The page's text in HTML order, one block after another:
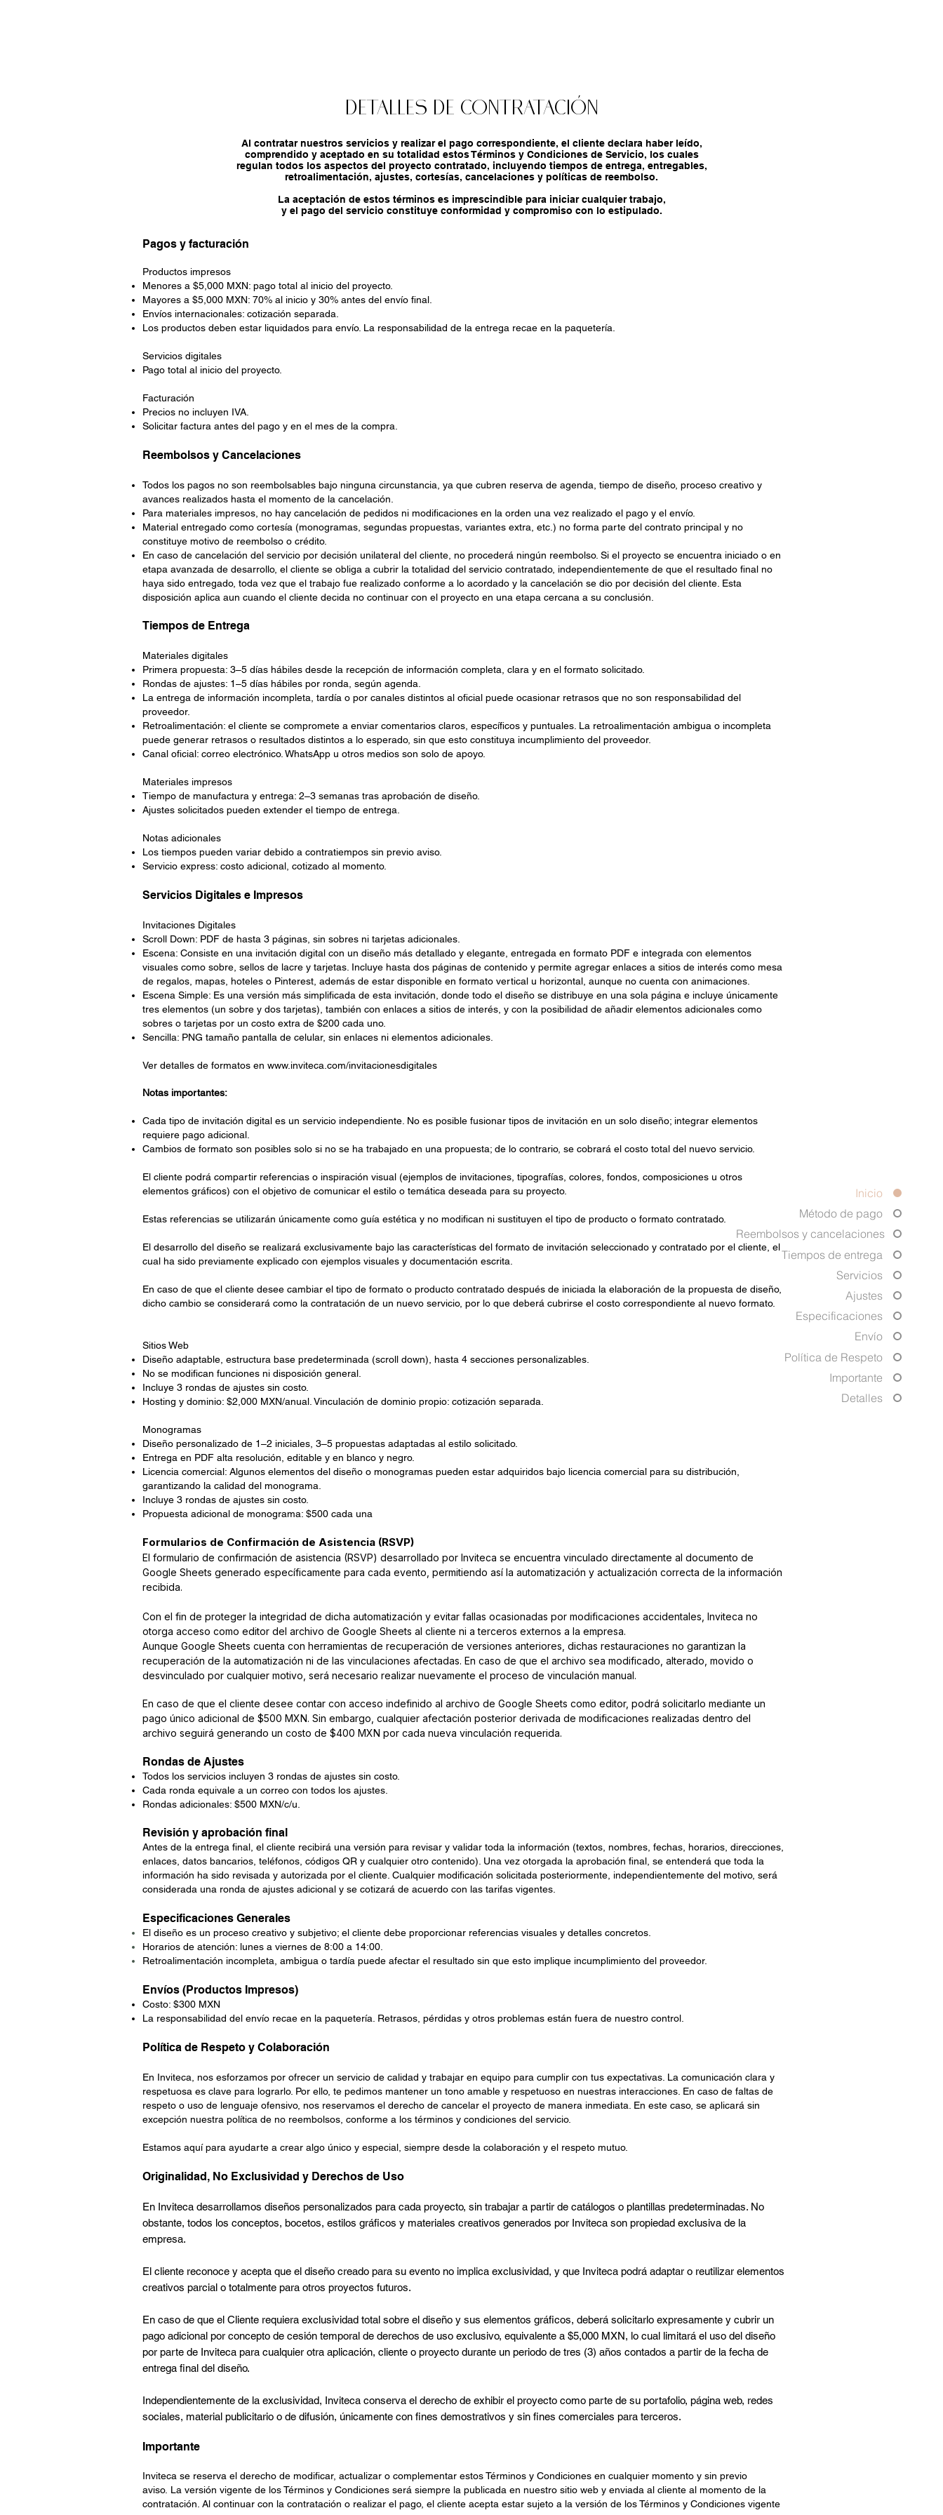
Inicio
Método de pago
Reembolsos y cancelaciones
Tiempos de entrega
Servicios
Ajustes
Especificaciones
Envío
Política de Respeto
Importante
Detalles
Detalles de Contratación
Al contratar nuestros servicios y realizar el pago correspondiente, el cliente declara haber leído,
comprendido y aceptado en su totalidad estos Términos y Condiciones de Servicio, los cuales
regulan todos los aspectos del proyecto contratado, incluyendo tiempos de entrega, entregables,
retroalimentación, ajustes, cortesías, cancelaciones y políticas de reembolso.
La aceptación de estos términos es imprescindible para iniciar cualquier trabajo,
y el pago del servicio constituye conformidad y compromiso con lo estipulado.
Pagos y facturación
Productos impresos
Menores a $5,000 MXN: pago total al inicio del proyecto.
Mayores a $5,000 MXN: 70% al inicio y 30% antes del envío final.
Envíos internacionales: cotización separada.
Los productos deben estar liquidados para envío. La responsabilidad de la entrega recae en la paquetería.
Servicios digitales
Pago total al inicio del proyecto.
Facturación
Precios no incluyen IVA.
Solicitar factura antes del pago y en el mes de la compra.
Reembolsos y Cancelaciones
Todos los pagos no son reembolsables bajo ninguna circunstancia, ya que cubren reserva de agenda, tiempo de diseño, proceso creativo y
avances realizados hasta el momento de la cancelación.
Para materiales impresos, no hay cancelación de pedidos ni modificaciones en la orden una vez realizado el pago y el envío.
Material entregado como cortesía (monogramas, segundas propuestas, variantes extra, etc.) no forma parte del contrato principal y no
constituye motivo de reembolso o crédito.
En caso de cancelación del servicio por decisión unilateral del cliente, no procederá ningún reembolso. Si el proyecto se encuentra iniciado o en
etapa avanzada de desarrollo, el cliente se obliga a cubrir la totalidad del servicio contratado, independientemente de que el resultado final no
haya sido entregado, toda vez que el trabajo fue realizado conforme a lo acordado y la cancelación se dio por decisión del cliente. Esta
disposición aplica aun cuando el cliente decida no continuar con el proyecto en una etapa cercana a su conclusión.
Tiempos de Entrega
Materiales digitales
Primera propuesta: 3–5 días hábiles desde la recepción de información completa, clara y en el formato solicitado.
Rondas de ajustes: 1–5 días hábiles por ronda, según agenda.
La entrega de información incompleta, tardía o por canales distintos al oficial puede ocasionar retrasos que no son responsabilidad del
proveedor.
Retroalimentación: el cliente se compromete a enviar comentarios claros, específicos y puntuales. La retroalimentación ambigua o incompleta
puede generar retrasos o resultados distintos a lo esperado, sin que esto constituya incumplimiento del proveedor.
Canal oficial: correo electrónico. WhatsApp u otros medios son solo de apoyo.
Materiales impresos
Tiempo de manufactura y entrega: 2–3 semanas tras aprobación de diseño.
Ajustes solicitados pueden extender el tiempo de entrega.
Notas adicionales
Los tiempos pueden variar debido a contratiempos sin previo aviso.
Servicio express: costo adicional, cotizado al momento.
Servicios Digitales e Impresos
Invitaciones Digitales
Scroll Down: PDF de hasta 3 páginas, sin sobres ni tarjetas adicionales.
Escena: Consiste en una invitación digital con un diseño más detallado y elegante, entregada en formato PDF e integrada con elementos
visuales como sobre, sellos de lacre y tarjetas. Incluye hasta dos páginas de contenido y permite agregar enlaces a sitios de interés como mesa
de regalos, mapas, hoteles o Pinterest, además de estar disponible en formato vertical u horizontal, aunque no cuenta con animaciones.
Escena Simple: Es una versión más simplificada de esta invitación, donde todo el diseño se distribuye en una sola página e incluye únicamente
tres elementos (un sobre y dos tarjetas), también con enlaces a sitios de interés, y con la posibilidad de añadir elementos adicionales como
sobres o tarjetas por un costo extra de $200 cada uno.
Sencilla: PNG tamaño pantalla de celular, sin enlaces ni elementos adicionales.
Ver detalles de formatos en www.inviteca.com/invitacionesdigitales
Notas importantes:
Cada tipo de invitación digital es un servicio independiente. No es posible fusionar tipos de invitación en un solo diseño; integrar elementos
requiere pago adicional.
Cambios de formato son posibles solo si no se ha trabajado en una propuesta; de lo contrario, se cobrará el costo total del nuevo servicio.
El cliente podrá compartir referencias o inspiración visual (ejemplos de invitaciones, tipografías, colores, fondos, composiciones u otros
elementos gráficos) con el objetivo de comunicar el estilo o temática deseada para su proyecto.
Estas referencias se utilizarán únicamente como guía estética y no modifican ni sustituyen el tipo de producto o formato contratado.
El desarrollo del diseño se realizará exclusivamente bajo las características del formato de invitación seleccionado y contratado por el cliente, el
cual ha sido previamente explicado con ejemplos visuales y documentación escrita.
En caso de que el cliente desee cambiar el tipo de formato o producto contratado después de iniciada la elaboración de la propuesta de diseño,
dicho cambio se considerará como la contratación de un nuevo servicio, por lo que deberá cubrirse el costo correspondiente al nuevo formato.
Sitios Web
Diseño adaptable, estructura base predeterminada (scroll down), hasta 4 secciones personalizables.
No se modifican funciones ni disposición general.
Incluye 3 rondas de ajustes sin costo.
Hosting y dominio: $2,000 MXN/anual. Vinculación de dominio propio: cotización separada.
Monogramas
Diseño personalizado de 1–2 iniciales, 3–5 propuestas adaptadas al estilo solicitado.
Entrega en PDF alta resolución, editable y en blanco y negro.
Licencia comercial: Algunos elementos del diseño o monogramas pueden estar adquiridos bajo licencia comercial para su distribución,
garantizando la calidad del monograma.
Incluye 3 rondas de ajustes sin costo.
Propuesta adicional de monograma: $500 cada una
Formularios de Confirmación de Asistencia (RSVP)
El formulario de confirmación de asistencia (RSVP) desarrollado por Inviteca se encuentra vinculado directamente al documento de
Google Sheets generado específicamente para cada evento, permitiendo así la automatización y actualización correcta de la información
recibida.
Con el fin de proteger la integridad de dicha automatización y evitar fallas ocasionadas por modificaciones accidentales, Inviteca no
otorga acceso como editor del archivo de Google Sheets al cliente ni a terceros externos a la empresa.
Aunque Google Sheets cuenta con herramientas de recuperación de versiones anteriores, dichas restauraciones no garantizan la
recuperación de la automatización ni de las vinculaciones afectadas. En caso de que el archivo sea modificado, alterado, movido o
desvinculado por cualquier motivo, será necesario realizar nuevamente el proceso de vinculación manual.
En caso de que el cliente desee contar con acceso indefinido al archivo de Google Sheets como editor, podrá solicitarlo mediante un
pago único adicional de $500 MXN. Sin embargo, cualquier afectación posterior derivada de modificaciones realizadas dentro del
archivo seguirá generando un costo de $400 MXN por cada nueva vinculación requerida.
Rondas de Ajustes
Todos los servicios incluyen 3 rondas de ajustes sin costo.
Cada ronda equivale a un correo con todos los ajustes.
Rondas adicionales: $500 MXN/c/u.
Revisión y aprobación final
Antes de la entrega final, el cliente recibirá una versión para revisar y validar toda la información (textos, nombres, fechas, horarios, direcciones,
enlaces, datos bancarios, teléfonos, códigos QR y cualquier otro contenido). Una vez otorgada la aprobación final, se entenderá que toda la
información ha sido revisada y autorizada por el cliente. Cualquier modificación solicitada posteriormente, independientemente del motivo, será
considerada una ronda de ajustes adicional y se cotizará de acuerdo con las tarifas vigentes.
Especificaciones Generales
El diseño es un proceso creativo y subjetivo; el cliente debe proporcionar referencias visuales y detalles concretos.
Horarios de atención: lunes a viernes de 8:00 a 14:00.
Retroalimentación incompleta, ambigua o tardía puede afectar el resultado sin que esto implique incumplimiento del proveedor.
Envíos (Productos Impresos)
Costo: $300 MXN
La responsabilidad del envío recae en la paquetería. Retrasos, pérdidas y otros problemas están fuera de nuestro control.
Política de Respeto y Colaboración
En Inviteca, nos esforzamos por ofrecer un servicio de calidad y trabajar en equipo para cumplir con tus expectativas. La comunicación clara y
respetuosa es clave para lograrlo. Por ello, te pedimos mantener un tono amable y respetuoso en nuestras interacciones. En caso de faltas de
respeto o uso de lenguaje ofensivo, nos reservamos el derecho de cancelar el proyecto de manera inmediata. En este caso, se aplicará sin
excepción nuestra política de no reembolsos, conforme a los términos y condiciones del servicio.
Estamos aquí para ayudarte a crear algo único y especial, siempre desde la colaboración y el respeto mutuo.
Originalidad, No Exclusividad y Derechos de Uso
En Inviteca desarrollamos diseños personalizados para cada proyecto, sin trabajar a partir de catálogos o plantillas predeterminadas. No
obstante, todos los conceptos, bocetos, estilos gráficos y materiales creativos generados por Inviteca son propiedad exclusiva de la
empresa.
El cliente reconoce y acepta que el diseño creado para su evento no implica exclusividad, y que Inviteca podrá adaptar o reutilizar elementos
creativos parcial o totalmente para otros proyectos futuros.
En caso de que el Cliente requiera exclusividad total sobre el diseño y sus elementos gráficos, deberá solicitarlo expresamente y cubrir un
pago adicional por concepto de cesión temporal de derechos de uso exclusivo, equivalente a $5,000 MXN, lo cual limitará el uso del diseño
por parte de Inviteca para cualquier otra aplicación, cliente o proyecto durante un periodo de tres (3) años contados a partir de la fecha de
entrega final del diseño.
Independientemente de la exclusividad, Inviteca conserva el derecho de exhibir el proyecto como parte de su portafolio, página web, redes
sociales, material publicitario o de difusión, únicamente con fines demostrativos y sin fines comerciales para terceros.
Importante
Inviteca se reserva el derecho de modificar, actualizar o complementar estos Términos y Condiciones en cualquier momento y sin previo
aviso. La versión vigente de los Términos y Condiciones será siempre la publicada en nuestro sitio web y enviada al cliente al momento de la
contratación. Al continuar con la contratación o realizar el pago, el cliente acepta estar sujeto a la versión de los Términos y Condiciones vigente